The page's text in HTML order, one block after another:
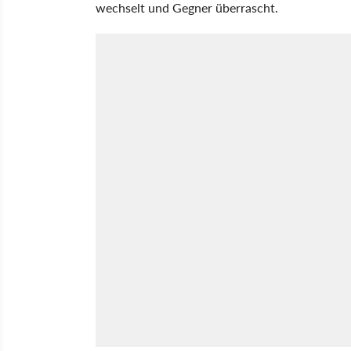
wechselt und Gegner überrascht.